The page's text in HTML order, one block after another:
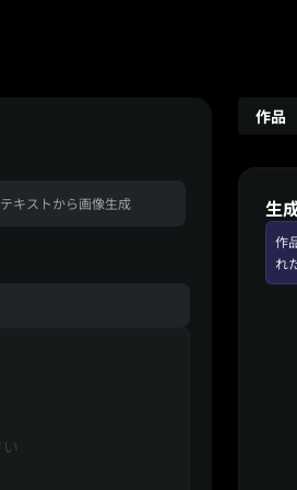
テキストから画像生成
作品
生
作
れ